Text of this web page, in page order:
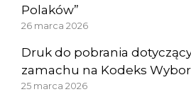
Polaków”
26 marca 2026
Druk do pobrania
zamachu na Kodeks
25 marca 2026